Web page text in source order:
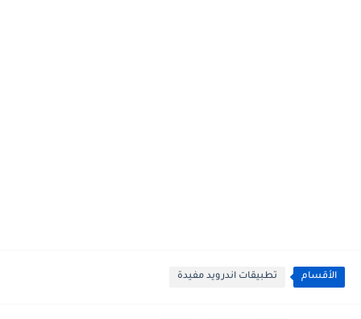
الأقسام تطبيقات اندرويد مفيدة